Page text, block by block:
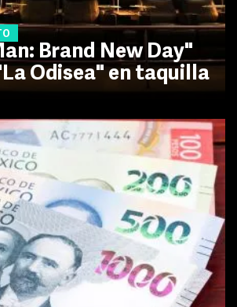
Brand New Day"
Odisea" en taquilla